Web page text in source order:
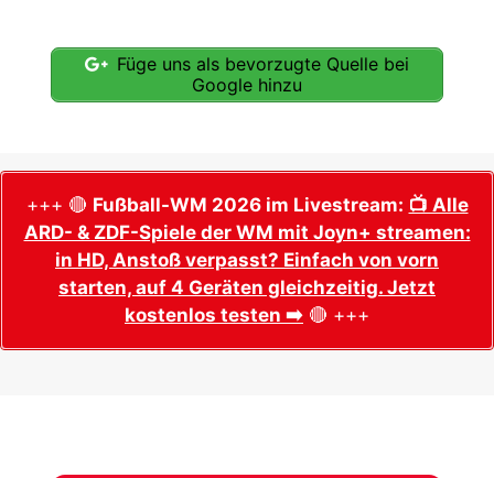
Füge uns als bevorzugte Quelle bei
Google hinzu
+++ 🔴 Fußball-WM 2026 im Livestream: 📺 Alle
ARD- & ZDF-Spiele der WM mit Joyn+ streamen:
in HD, Anstoß verpasst? Einfach von vorn
starten, auf 4 Geräten gleichzeitig. Jetzt
kostenlos testen ➡️ 🔴 +++